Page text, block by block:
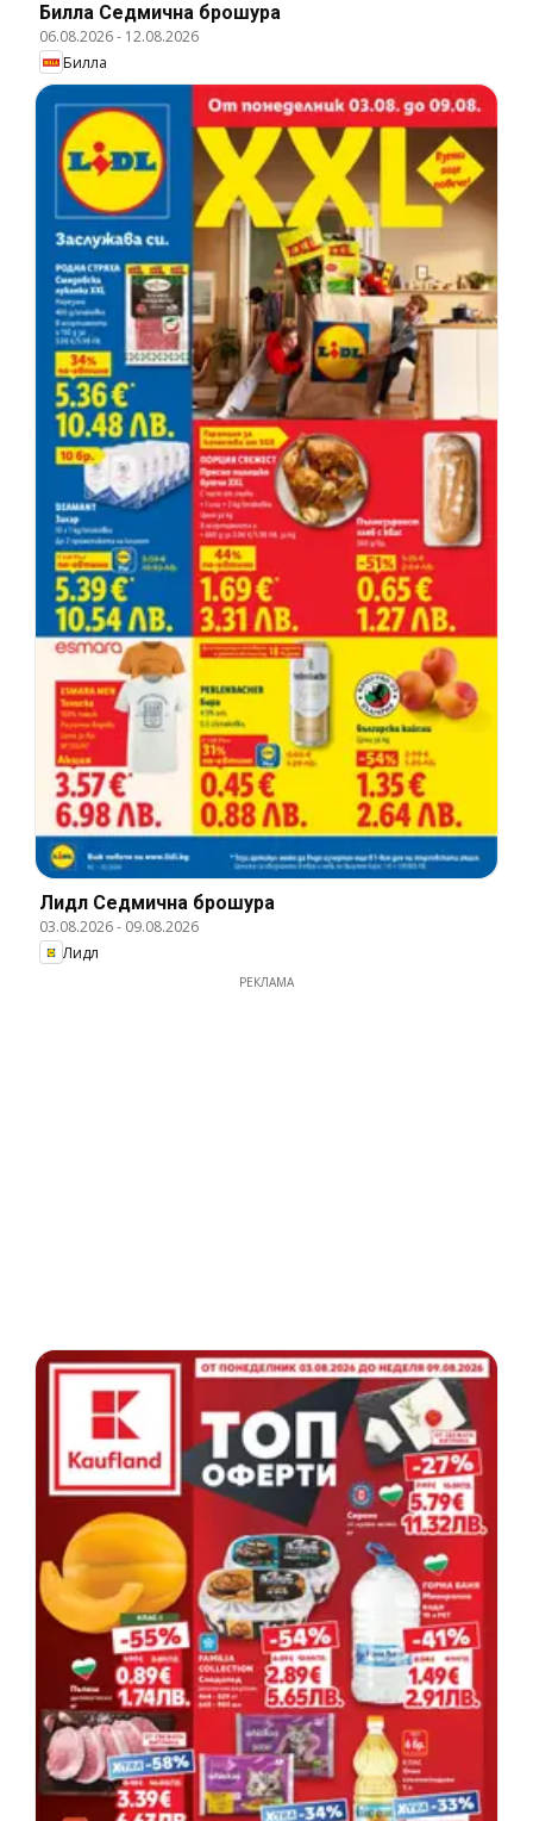
Билла Cедмична брошура
06.08.2026- 12.08.2026
Билла
Лидл Cедмична брошура
03.08.2026- 09.08.2026
Лидл
РЕКЛАМА